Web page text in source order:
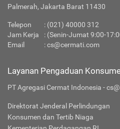
Palmerah, Jakarta Barat 11430
Telepon : (021) 40000 312
Jam Kerja
: (Senin-Jumat 9:00-
Email
:cs@cermati.com
Layanan Pengaduan
PT Agregasi Cermat Indonesia -
Direktorat Jenderal Perlindungan
Konsumen dan Tertib Niaga